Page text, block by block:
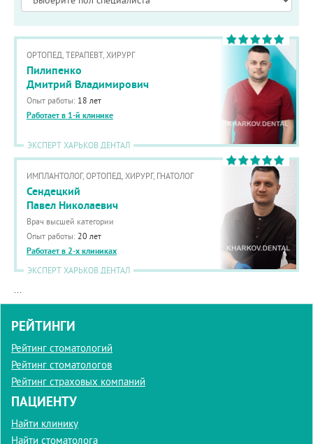
ОРТОПЕД, ТЕРАПЕВТ, ХИРУРГ
Пилипенко
Дмитрий Владимирович
Опыт работы: 18 лет
Работает в 1-й клинике
ЭКСПЕРТ ХАРЬКОВ ДЕНТАЛ
ИМПЛАНТОЛОГ, ОРТОПЕД, ХИРУРГ, ГНАТОЛОГ
Сендецкий
Павел Николаевич
Врач высшей категории
Опыт работы: 20 лет
Работает в 2-х клиниках
ЭКСПЕРТ ХАРЬКОВ ДЕНТАЛ
...
РЕЙТИНГИ
Рейтинг стоматологий
Рейтинг стоматологов
Рейтинг страховых компаний
ПАЦИЕНТУ
Найти клинику
Найти стоматолога